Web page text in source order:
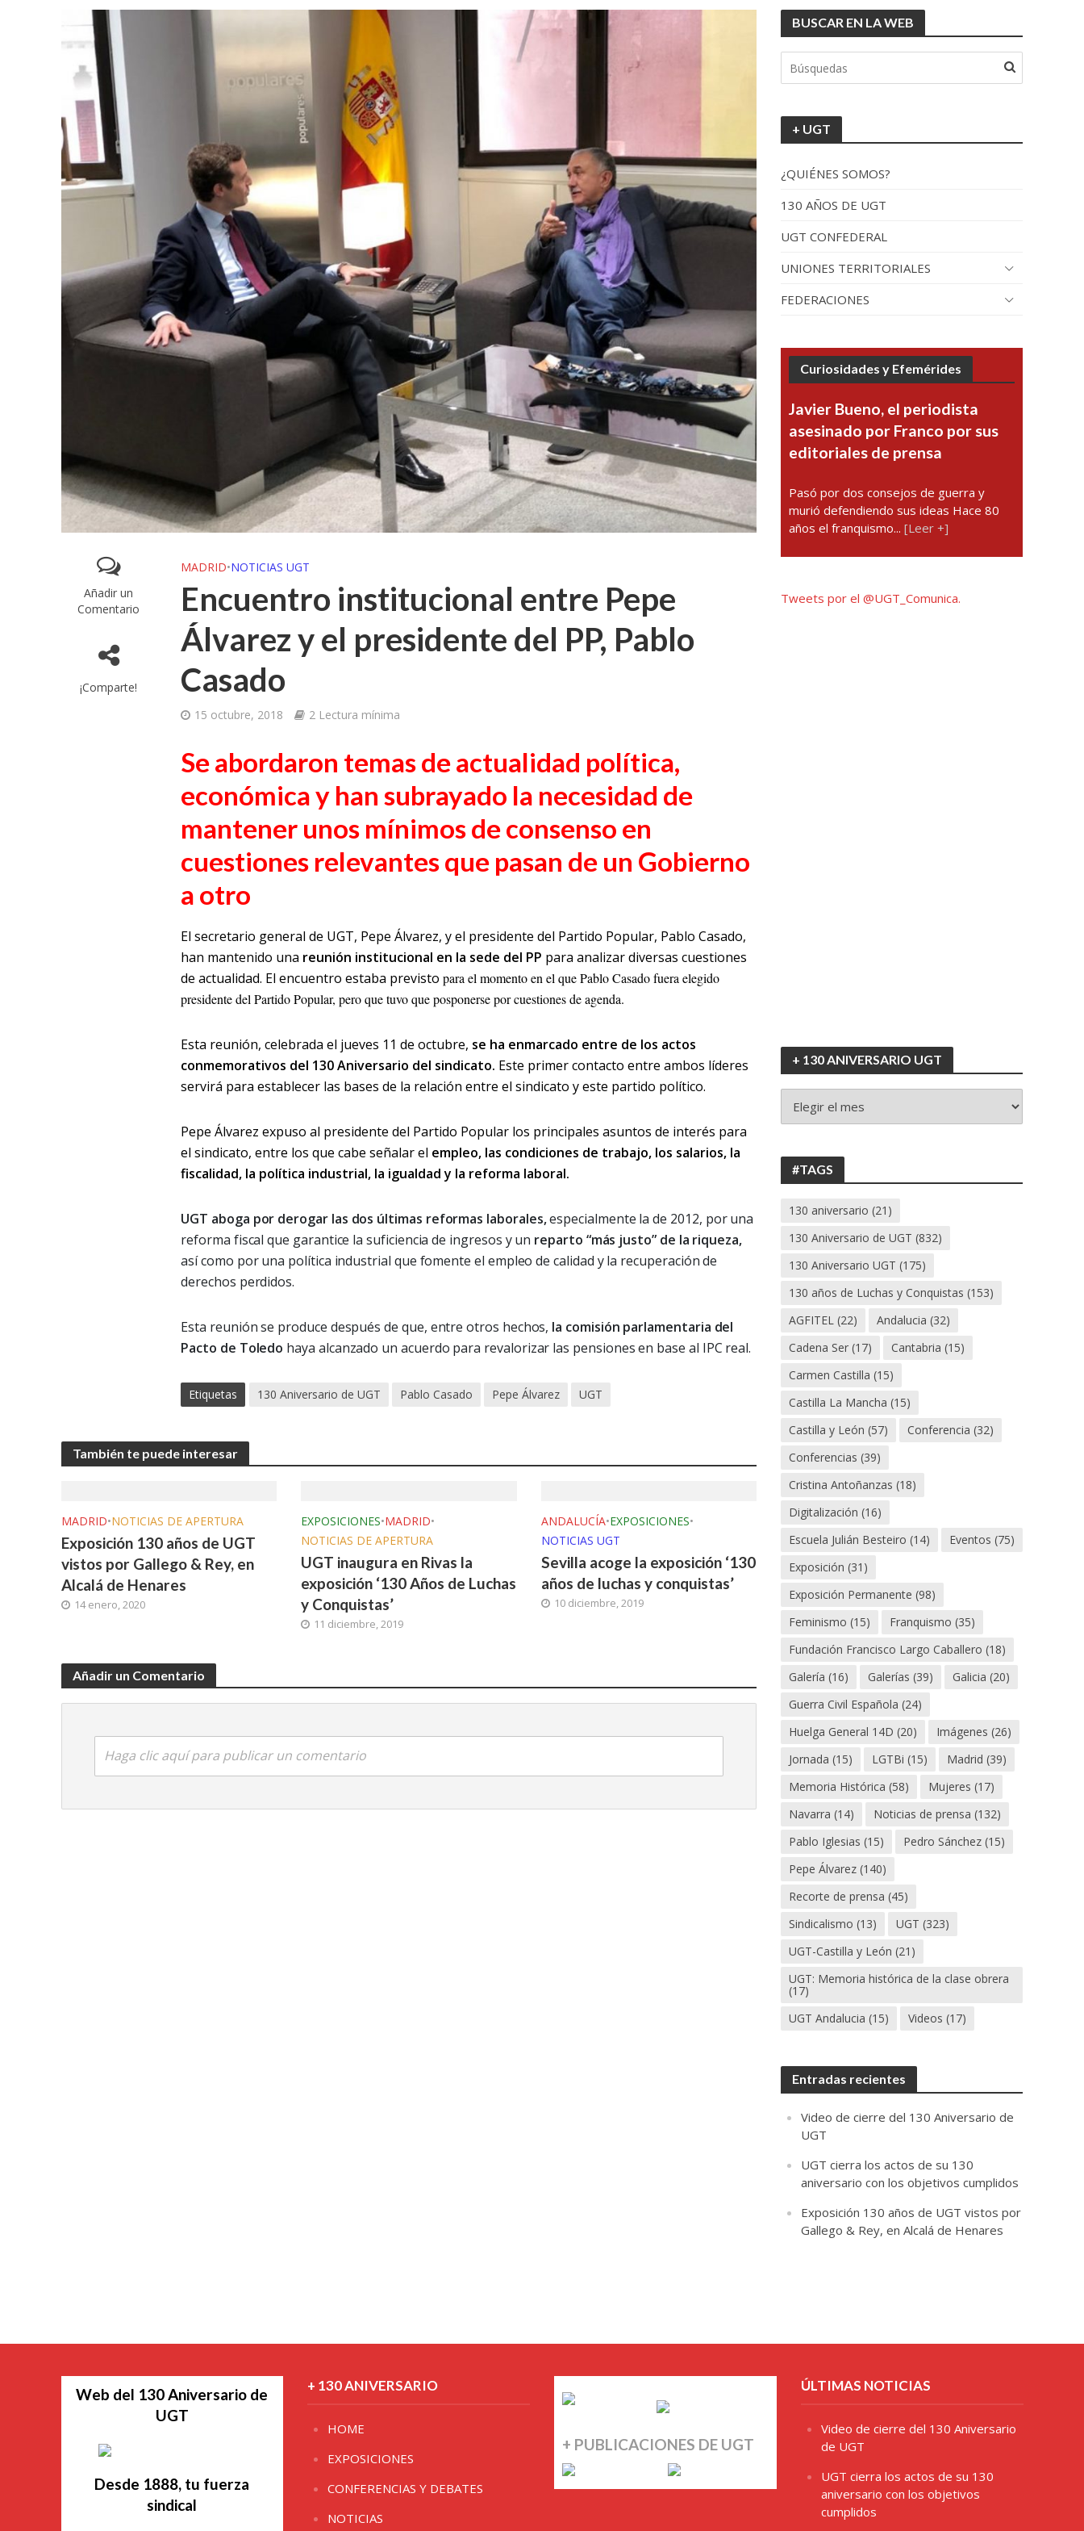
Añadir un
Comentario
¡Comparte!
MADRID•NOTICIAS UGT
Encuentro institucional entre Pepe
Álvarez y el presidente del PP, Pablo
Casado
15 octubre, 2018 2 Lectura mínima
Se abordaron temas de actualidad política,
económica y han subrayado la necesidad de
mantener unos mínimos de consenso en
cuestiones relevantes que pasan de un Gobierno
a otro
El secretario general de UGT, Pepe Álvarez, y el presidente del Partido Popular, Pablo Casado,
han mantenido una reunión institucional en la sede del PP para analizar diversas cuestiones
de actualidad. El encuentro estaba previstopara el momento en el que Pablo Casado fuera elegido
presidente del Partido Popular, pero que tuvo que posponerse por cuestiones de agenda.
Esta reunión, celebrada el jueves 11 de octubre, se ha enmarcado entre de los actos
conmemorativos del 130 Aniversario del sindicato. Este primer contacto entre ambos líderes
servirá para establecer las bases de la relación entre el sindicato y este partido político.
Pepe Álvarez expuso al presidente del Partido Popular los principales asuntos de interés para
el sindicato, entre los que cabe señalar el empleo, las condiciones de trabajo, los salarios, la
fiscalidad, la política industrial, la igualdad y la reforma laboral.
UGT aboga por derogar las dos últimas reformas laborales,especialmente la de 2012, por una
reforma fiscal que garantice la suficiencia de ingresos y un reparto “más justo” de la riqueza,
así como por una política industrial que fomente el empleo de calidad y la recuperación de
derechos perdidos.
Esta reunión se produce después de que, entre otros hechos, la comisión parlamentaria del
Pacto de Toledo haya alcanzado un acuerdo para revalorizar las pensiones en base al IPC real.
Etiquetas 130 Aniversario de UGT Pablo Casado Pepe Álvarez UGT
También te puede interesar
MADRID•NOTICIAS DE APERTURA
Exposición 130 años de UGT
vistos por Gallego & Rey, en
Alcalá de Henares
14 enero, 2020
EXPOSICIONES•MADRID•
NOTICIAS DE APERTURA
UGT inaugura en Rivas la
exposición ‘130 Años de Luchas
y Conquistas’
11 diciembre, 2019
ANDALUCÍA•EXPOSICIONES•
NOTICIAS UGT
Sevilla acoge la exposición ‘130
años de luchas y conquistas’
10 diciembre, 2019
Añadir un Comentario
Haga clic aquí para publicar un comentario
BUSCAR EN LA WEB
+ UGT
¿QUIÉNES SOMOS?
130 AÑOS DE UGT
UGT CONFEDERAL
UNIONES TERRITORIALES
FEDERACIONES
Curiosidades y Efemérides
Javier Bueno, el periodista
asesinado por Franco por sus
editoriales de prensa
Pasó por dos consejos de guerra y
murió defendiendo sus ideas Hace 80
años el franquismo...[Leer +]
Tweets por el @UGT_Comunica.
+ 130 ANIVERSARIO UGT
130
#TAGS
130 aniversario (21)
130 Aniversario de UGT (832)
130 Aniversario UGT (175)
130 años de Luchas y Conquistas (153)
AGFITEL (22) Andalucia (32)
Cadena Ser (17) Cantabria (15)
Carmen Castilla (15)
Castilla La Mancha (15)
Castilla y León (57) Conferencia (32)
Conferencias (39)
Cristina Antoñanzas (18)
Digitalización (16)
Escuela Julián Besteiro (14) Eventos (75)
Exposición (31)
Exposición Permanente (98)
Feminismo (15) Franquismo (35)
Fundación Francisco Largo Caballero (18)
Galería (16) Galerías (39) Galicia (20)
Guerra Civil Española (24)
Huelga General 14D (20) Imágenes (26)
Jornada (15) LGTBi (15) Madrid (39)
Memoria Histórica (58) Mujeres (17)
Navarra (14) Noticias de prensa (132)
Pablo Iglesias (15) Pedro Sánchez (15)
Pepe Álvarez (140)
Recorte de prensa (45)
Sindicalismo (13) UGT (323)
UGT-Castilla y León (21)
UGT: Memoria histórica de la clase obrera
(17)
UGT Andalucia (15) Videos (17)
Entradas recientes
Video de cierre del 130 Aniversario de
UGT
UGT cierra los actos de su 130
aniversario con los objetivos cumplidos
Exposición 130 años de UGT vistos por
Gallego & Rey, en Alcalá de Henares
Web del 130 Aniversario de
UGT
Desde 1888, tu fuerza
sindical
+ 130 ANIVERSARIO
HOME
EXPOSICIONES
CONFERENCIAS Y DEBATES
NOTICIAS
+ PUBLICACIONES DE UGT
ÚLTIMAS NOTICIAS
Video de cierre del 130 Aniversario
de UGT
UGT cierra los actos de su 130
aniversario con los objetivos
cumplidos